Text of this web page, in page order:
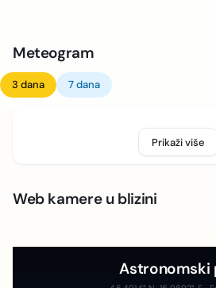
Meteogram
3 dana 7 dana
Prikaži više
Web kamere u blizini
Astronomski